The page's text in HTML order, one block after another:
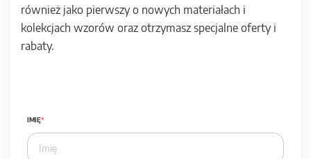
również jako pierwszy o nowych materiałach i
kolekcjach wzorów oraz otrzymasz specjalne oferty i
rabaty.
IMIĘ